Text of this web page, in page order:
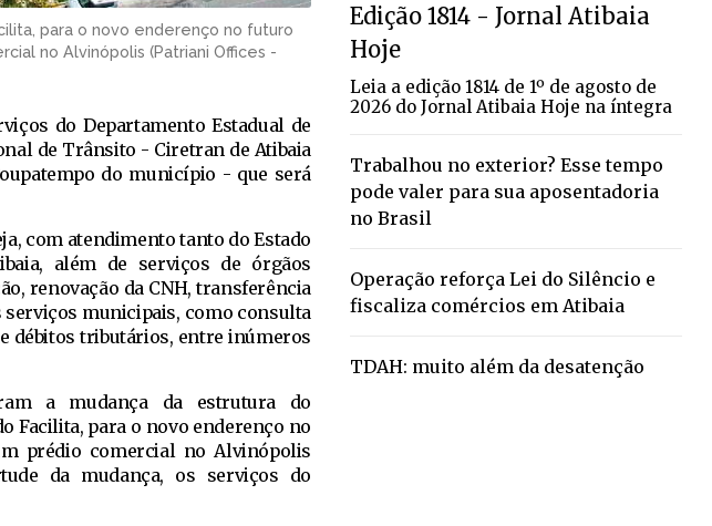
para o novo enderenço no futuro
no Alvinópolis (Patriani Offices -
do Departamento Estadual de
de Trânsito - Ciretran de Atibaia
do município - que será
com atendimento tanto do Estado
além de serviços de órgãos
renovação da CNH, transferência
serviços municipais, como consulta
débitos tributários, entre inúmeros
a mudança da estrutura do
Facilita, para o novo enderenço no
prédio comercial no Alvinópolis
da mudança, os serviços do
Edição 1814 - Jornal Atibaia
Hoje
Leia a edição 1814 de 1º de agosto de
2026 do Jornal Atibaia Hoje na íntegra
Trabalhou no exterior? Esse tempo
pode valer para sua aposentadoria
no Brasil
Operação reforça Lei do Silêncio e
fiscaliza comércios em Atibaia
TDAH: muito além da desatenção